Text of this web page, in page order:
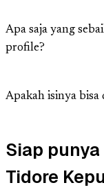
Apa saja yang
profile?
Apakah isinya
Siap
Tidore